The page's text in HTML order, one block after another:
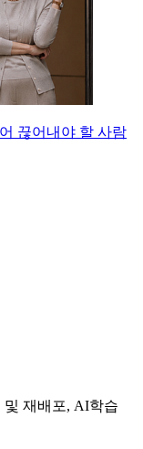
끊어내야 할 사람
재배포, AI학습